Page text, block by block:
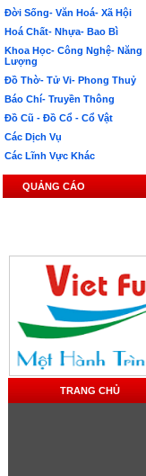
Đời Sống- Văn Hoá- Xã Hội
Hoá Chất- Nhựa- Bao Bì
Khoa Học- Công Nghệ- Năng
Lượng
Đồ Thờ- Tử Vi- Phong Thuỷ
Báo Chí- Truyền Thông
Đồ Cũ - Đồ Cổ - Cổ Vật
Các Dịch Vụ
Các Lĩnh Vực Khác
QUẢNG CÁO
TRANG CHỦ